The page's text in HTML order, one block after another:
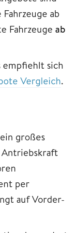
ab
Fahrzeuge ab
empfiehlt sich
Vergleich.
großes
Antriebskraft
per
auf Vorder-